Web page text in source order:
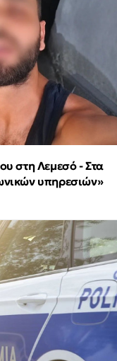
στη Λεμεσό - Στα
υπηρεσιών»